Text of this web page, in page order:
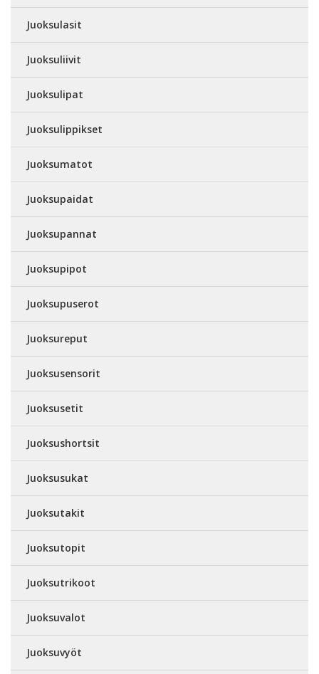
Juoksulasit
Juoksuliivit
Juoksulipat
Juoksulippikset
Juoksumatot
Juoksupaidat
Juoksupannat
Juoksupipot
Juoksupuserot
Juoksureput
Juoksusensorit
Juoksusetit
Juoksushortsit
Juoksusukat
Juoksutakit
Juoksutopit
Juoksutrikoot
Juoksuvalot
Juoksuvyöt